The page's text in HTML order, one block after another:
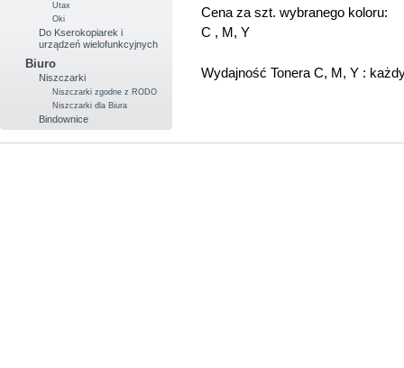
Utax
Oki
Do Kserokopiarek i
urządzeń wielofunkcyjnych
Biuro
Niszczarki
Niszczarki zgodne z RODO
Niszczarki dla Biura
Bindownice
Cena za szt. wybranego koloru:
C , M, Y
Wydajność Tonera C, M, Y :